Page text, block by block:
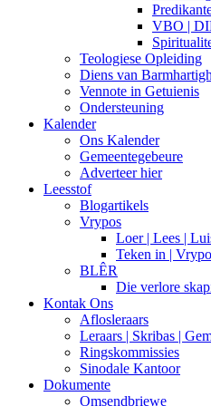
VBO |
Teologiese Opleiding
Diens van
Vennote in Getuienis
Ondersteuning
Kalender
Ons Kalender
Gemeentegebeure
Adverteer hier
Leesstof
Blogartikels
Vrypos
Loer | Lees |
Teken in |
BLÊR
Die verlore
Kontak Ons
Aflosleraars
Leraars | Skribas |
Ringskommissies
Sinodale Kantoor
Dokumente
Omsendbriewe